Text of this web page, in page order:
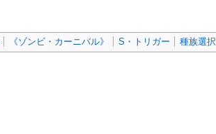
《ゾンビ・カーニバル》 S・トリガー 種族選択